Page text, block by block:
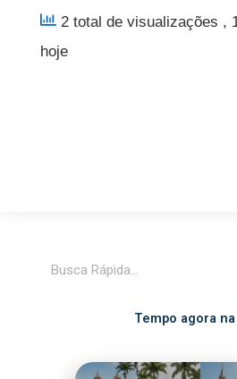
2 total de visualizações ,
hoje
Tempo agora